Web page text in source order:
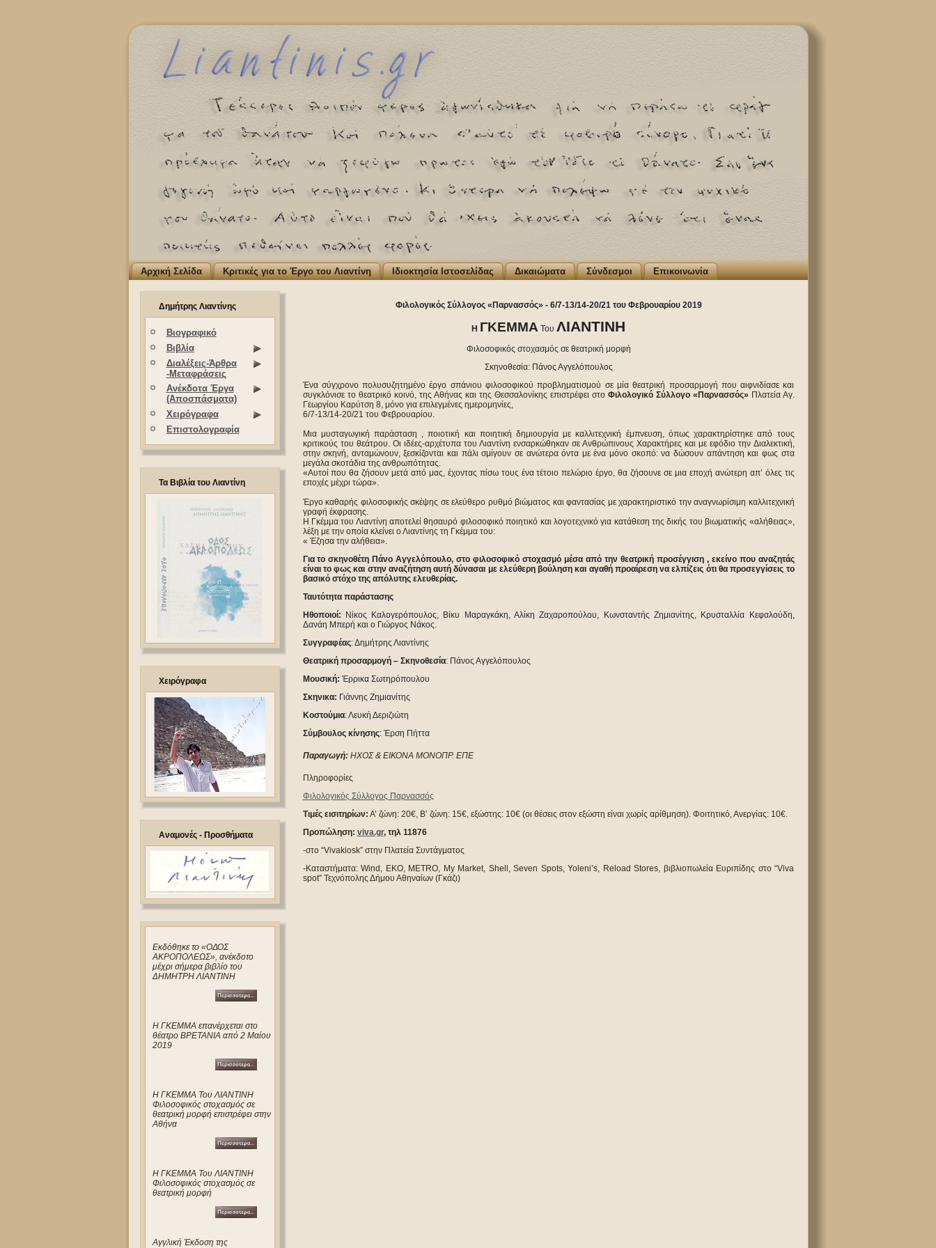
Αρχική Σελίδα Κριτικές για το Έργο του Λιαντίνη Ιδιοκτησία Ιστοσελίδας Δικαιώματα Σύνδεσμοι Επικοινωνία
Δημήτρης Λιαντίνης
Βιογραφικό
Βιβλία
Διαλέξεις-Άρθρα
-Μεταφράσεις
Ανέκδοτα Έργα
(Αποσπάσματα)
Χειρόγραφα
Επιστολογραφία
Τα Βιβλία του Λιαντίνη
Χειρόγραφα
Αναμονές - Προσθήματα
Eκδόθηκε το «ΟΔΟΣ
ΑΚΡΟΠΟΛΕΩΣ», ανέκδοτο
μέχρι σήμερα βιβλίο του
ΔΗΜΗΤΡΗ ΛΙΑΝΤΙΝΗ
Η ΓΚΕΜΜΑ επανέρχεται στο
θέατρο ΒΡΕΤΑΝΙΑ από 2 Μαίου
2019
Η ΓΚΕΜΜΑ Του ΛΙΑΝΤΙΝΗ
Φιλοσοφικός στοχασμός σε
θεατρική μορφή επιστρέφει στην
Αθήνα
Η ΓΚΕΜΜΑ Του ΛΙΑΝΤΙΝΗ
Φιλοσοφικός στοχασμός σε
θεατρική μορφή
Αγγλική Έκδοση της
Φιλολογικός Σύλλογος «Παρνασσός» - 6/7-13/14-20/21 του Φεβρουαρίου 2019
Η ΓΚΕΜΜΑ Του ΛΙΑΝΤΙΝΗ
Φιλοσοφικός στοχασμός σε θεατρική μορφή
Σκηνοθεσία: Πάνος Αγγελόπουλος
Ένα σύγχρονο πολυσυζητημένο έργο σπάνιου φιλοσοφικού προβληματισμού σε μία θεατρική προσαρμογή που αιφνιδίασε και
συγκλόνισε το θεατρικό κοινό, της Αθήνας και της Θεσσαλονίκης επιστρέφει στο Φιλολογικό Σύλλογο «Παρνασσός» Πλατεία Αγ.
Γεωργίου Καρύτση 8, μόνο για επιλεγμένες ημερομηνίες,
6/7-13/14-20/21 του Φεβρουαρίου.
Μια μυσταγωγική παράσταση , ποιοτική και ποιητική δημιουργία με καλλιτεχνική έμπνευση, όπως χαρακτηρίστηκε από τους
κριτικούς του θεάτρου. Οι ιδέες-αρχέτυπα του Λιαντίνη ενσαρκώθηκαν σε Ανθρώπινους Χαρακτήρες και με εφόδιο την Διαλεκτική,
στην σκηνή, ανταμώνουν, ξεσκίζονται και πάλι σμίγουν σε ανώτερα όντα με ένα μόνο σκοπό: να δώσουν απάντηση και φως στα
μεγάλα σκοτάδια της ανθρωπότητας.
«Αυτοί που θα ζήσουν μετά από μας, έχοντας πίσω τους ένα τέτοιο πελώριο έργο, θα ζήσουνε σε μια εποχή ανώτερη απ’ όλες τις
εποχές μέχρι τώρα».
Έργο καθαρής φιλοσοφικής σκέψης σε ελεύθερο ρυθμό βιώματος και φαντασίας με χαρακτηριστικό την αναγνωρίσιμη καλλιτεχνική
γραφή έκφρασης.
Η Γκέμμα του Λιαντίνη αποτελεί θησαυρό φιλοσοφικό ποιητικό και λογοτεχνικό για κατάθεση της δικής του βιωματικής «αλήθειας»,
λέξη με την οποία κλείνει ο Λιαντίνης τη Γκέμμα του:
« Έζησα την αλήθεια».
Για το σκηνοθέτη Πάνο Αγγελόπουλο, στο φιλοσοφικό στοχασμό μέσα από την θεατρική προσέγγιση , εκείνο που αναζητάς
είναι το φως και στην αναζήτηση αυτή δύνασαι με ελεύθερη βούληση και αγαθή προαίρεση να ελπίζεις ότι θα προσεγγίσεις το
βασικό στόχο της απόλυτης ελευθερίας.
Ταυτότητα παράστασης
Ηθοποιοί:
Νίκος Καλογερόπουλος, Βίκυ Μαραγκάκη, Αλίκη Ζαχαροπούλου, Κωνσταντής Ζημιανίτης, Κρυσταλλία Κεφαλούδη,
Δανάη Μπερή και ο Γιώργος Νάκος.
Συγγραφέας: Δημήτρης Λιαντίνης
Θεατρική προσαρμογή – Σκηνοθεσία: Πάνος Αγγελόπουλος
Μουσική: Έρρικα Σωτηρόπουλου
Σκηνικα: Γιάννης Ζημιανίτης
Κοστούμια: Λευκή Δεριζιώτη
Σύμβουλος κίνησης: Έρση Πήττα
Παραγωγή: ΗΧΟΣ & ΕΙΚΟΝΑ ΜΟΝΟΠΡ. ΕΠΕ
Πληροφορίες
Φιλολογικός Σύλλογος Παρνασσός
Τιμές εισιτηρίων: Α’ ζώνη: 20€, Β’ ζώνη: 15€, εξώστης: 10€ (οι θέσεις στον εξώστη είναι χωρίς αρίθμηση). Φοιτητικό, Ανεργίας: 10€.
Προπώληση: viva.gr, τηλ 11876
-στο “Vivakiosk” στην Πλατεία Συντάγματος
-Καταστήματα: Wind, EKO, METRO, My Market, Shell, Seven Spots, Yoleni’s, Reload Stores, βιβλιοπωλεία Ευριπίδης στο “Viva
spot” Τεχνόπολης Δήμου Αθηναίων (Γκάζι)